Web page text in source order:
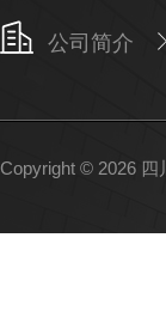
公司简介
Copyright © 2026